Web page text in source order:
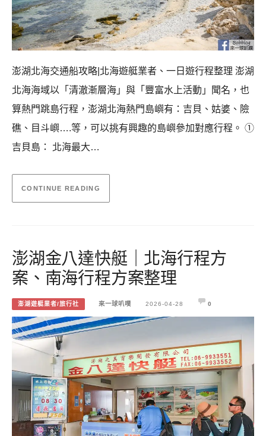
澎湖北海交通船攻略|北海遊艇業者、一日遊行程整理 澎湖
北海海域以「清澈漸層海」與「豐富水上活動」聞名，也
算熱門跳島行程，澎湖北海熱門島嶼有：吉貝、姑婆、險
礁、目斗嶼….等，可以挑有興趣的島嶼參加對應行程。 ①
吉貝島： 北海最大…
CONTINUE READING
澎湖金八達快艇｜北海行程方
案、南海行程方案整理
澎湖遊艇業者/旅行社 來一球叭噗 2026-04-28 0